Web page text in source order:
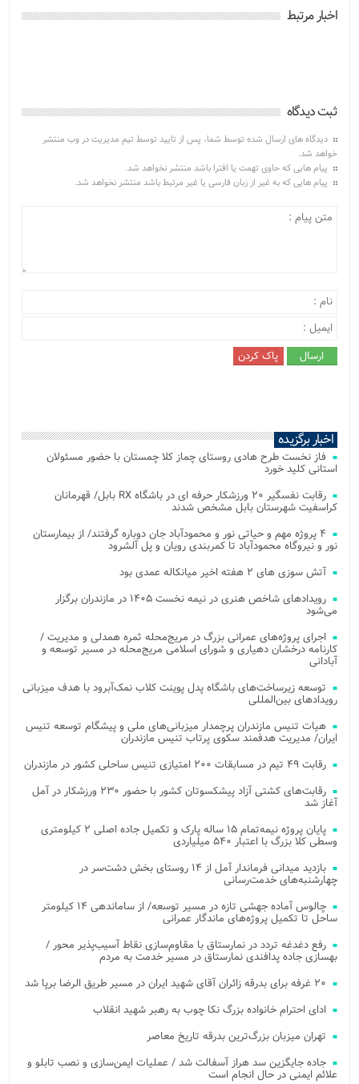
اخبار مرتبط
ثبت دیدگاه
دیدگاه های ارسال شده توسط شما، پس از تایید توسط تیم مدیریت در وب منتشر
خواهد شد.
پیام هایی که حاوی تهمت یا افترا باشد منتشر نخواهد شد.
پیام هایی که به غیر از زبان فارسی یا غیر مرتبط باشد منتشر نخواهد شد.
اخبار برگزیده
فاز نخست طرح هادی روستای چماز کلا چمستان با حضور مسئولان
استانی کلید خورد
رقابت نفسگیر ۲۰ ورزشکار حرفه ای در باشگاه RX بابل/ قهرمانان
کراسفیت شهرستان بابل مشخص شدند
۴ پروژه مهم و حیاتی نور و محمودآباد جان دوباره گرفتند/ از بیمارستان
نور و نیروگاه محمودآباد تا کمربندی رویان و پل آلشرود
آتش‌ سوزی‌ های ۲ هفته اخیر میانکاله عمدی بود
رویدادهای شاخص هنری در نیمه نخست ۱۴۰۵ در مازندران برگزار
می‌شود
اجرای پروژه‌های عمرانی بزرگ در مریج‌محله ثمره همدلی و مدیریت /
کارنامه درخشان دهیاری و شورای اسلامی مریج‌محله در مسیر توسعه و
آبادانی
توسعه زیرساخت‌های باشگاه پدل پوینت کلاب نمک‌آبرود با هدف میزبانی
رویدادهای بین‌المللی
هیات تنیس مازندران پرچمدار میزبانی‌های ملی و پیشگام توسعه تنیس
ایران/ مدیریت هدفمند سکوی پرتاب تنیس مازندران
رقابت ۴۹ تیم در مسابقات ۲۰۰ امتیازی تنیس ساحلی کشور در مازندران
رقابت‌های کشتی آزاد پیشکسوتان کشور با حضور ۲۳۰ ورزشکار در آمل
آغاز شد
پایان پروژه نیمه‌تمام ۱۵ ساله پارک و تکمیل جاده اصلی ۲ کیلومتری
وسطی کلا بزرگ با اعتبار ۵۴۰ میلیاردی
بازدید میدانی فرماندار آمل از ۱۴ روستای بخش دشت‌سر در
چهارشنبه‌های خدمت‌رسانی
چالوس آماده جهشی تازه در مسیر توسعه/ از ساماندهی ۱۴ کیلومتر
ساحل تا تکمیل پروژه‌های ماندگار عمرانی
رفع دغدغه تردد در نمارستاق با مقاوم‌سازی نقاط آسیب‌پذیر محور /
بهسازی جاده پدافندی نمارستاق در مسیر خدمت به مردم
۲۰ غرفه برای بدرقه زائران آقای شهید ایران در مسیر طریق الرضا برپا شد
ادای احترام خانواده بزرگ نکا چوب به رهبر شهید انقلاب
تهران میزبان بزرگ‌ترین بدرقه تاریخ معاصر
جاده جایگزین سد هراز آسفالت شد / عملیات ایمن‌سازی و نصب تابلو و
علائم ایمنی در حال انجام است